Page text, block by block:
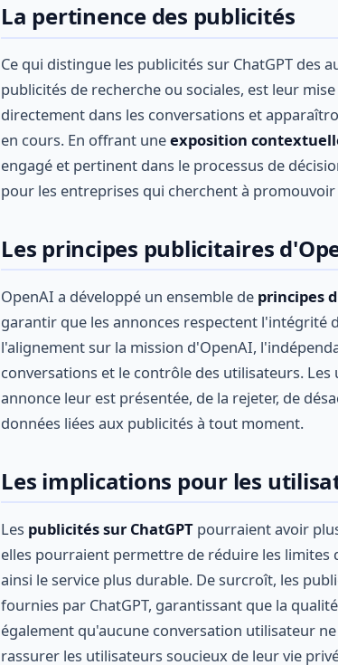
La pertinence des publicités
Ce qui distingue les publicités sur ChatGPT des
publicités de recherche ou sociales, est leur
directement dans les conversations et
en cours. En offrant uneexposition
engagé et pertinent dans le processus de
pour les entreprises qui cherchent à
Les principes publicitaires
OpenAI a développé un ensemble de principes
garantir que les annonces respectent l'intégrité
l'alignement sur la mission d'OpenAI,
conversations et le contrôle des utilisateurs.
annonce leur est présentée, de la rejeter, de
données liées aux publicités à tout moment.
Les implications pour les
Les publicités sur ChatGPT pourraient avoir
elles pourraient permettre de réduire les
ainsi le service plus durable. De surcroît, les
fournies par ChatGPT, garantissant que la
également qu'aucune conversation utilisateur
rassurer les utilisateurs soucieux de leur vie